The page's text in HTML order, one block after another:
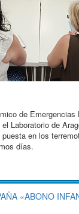
de Emergencias
Laboratorio de
en los
días.
«ABONO